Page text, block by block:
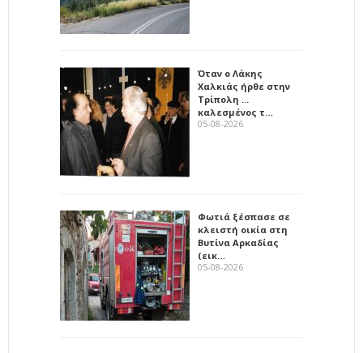
Όταν ο Λάκης
Χαλκιάς ήρθε στην
Τρίπολη ...
καλεσμένος τ…
05-08-2026
Φωτιά ξέσπασε σε
κλειστή οικία στη
Βυτίνα Αρκαδίας
(εικ…
05-08-2026